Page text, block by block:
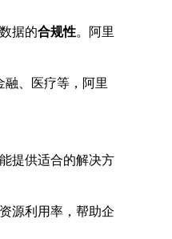
据的合规性。阿里
、医疗等，阿里
提供适合的解决方
源利用率，帮助企